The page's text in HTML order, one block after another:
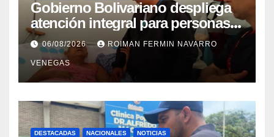
Gobierno Bolivariano despliega
atención integral para personas
con discapacidad en
campamentos de La Guaira
06/08/2026 ROIMAN FERMIN NAVARRO
VENEGAS
DESTACADAS NACIONALES NOTICIAS